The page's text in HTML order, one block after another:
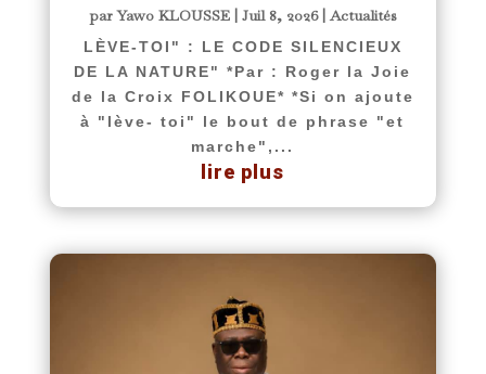
parYawo KLOUSSE| Juil 8, 2026|Actualités
LÈVE-TOI" : LE CODE SILENCIEUX
DE LA NATURE" *Par : Roger la Joie
de la Croix FOLIKOUE* *Si on ajoute
à "lève- toi" le bout de phrase "et
marche",...
lire plus